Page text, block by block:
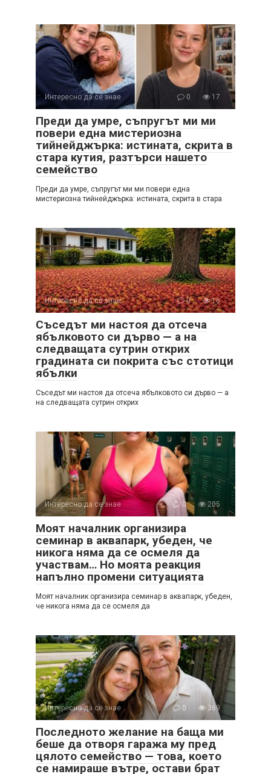
Интересно да се знае 0 17
Преди да умре, съпругът ми ми
повери една мистериозна
тийнейджърка: истината, скрита в
стара кутия, разтърси нашето
семейство
Преди да умре, съпругът ми ми повери една
мистериозна тийнейджърка: истината, скрита в стара
Интересно да се знае 0 16
Съседът ми настоя да отсеча
ябълковото си дърво — а на
следващата сутрин открих
градината си покрита със стотици
ябълки
Съседът ми настоя да отсеча ябълковото си дърво — а
на следващата сутрин открих
Интересно да се знае 0 205
Моят началник организира
семинар в аквапарк, убеден, че
никога няма да се осмеля да
участвам… Но моята реакция
напълно промени ситуацията
Моят началник организира семинар в аквапарк, убеден,
че никога няма да се осмеля да
Интересно да се знае 0 369
Последното желание на баща ми
беше да отворя гаража му пред
цялото семейство — това, което
се намираше вътре, остави брат